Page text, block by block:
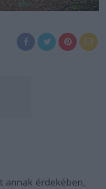
érdekében,